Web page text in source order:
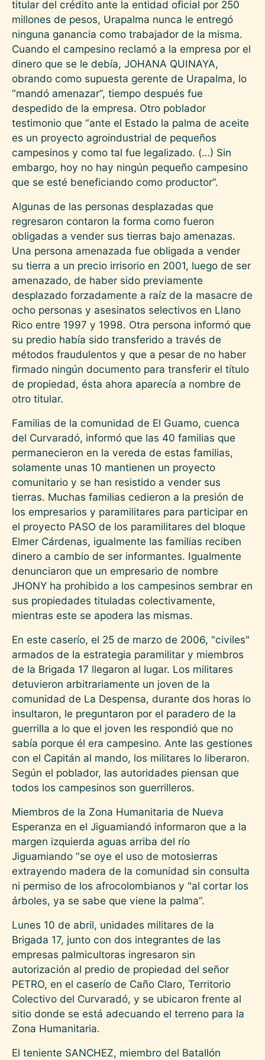
titular del crédito ante la entidad oficial por 250
millones de pesos, Urapalma nunca le entregó
ninguna ganancia como trabajador de la misma.
Cuando el campesino reclamó a la empresa por el
dinero que se le debía, JOHANA QUINAYA,
obrando como supuesta gerente de Urapalma, lo
“mandó amenazar”, tiempo después fue
despedido de la empresa. Otro poblador
testimonio que “ante el Estado la palma de aceite
es un proyecto agroindustrial de pequeños
campesinos y como tal fue legalizado. (…) Sin
embargo, hoy no hay ningún pequeño campesino
que se esté beneficiando como productor”.
Algunas de las personas desplazadas que
regresaron contaron la forma como fueron
obligadas a vender sus tierras bajo amenazas.
Una persona amenazada fue obligada a vender
su tierra a un precio irrisorio en 2001, luego de ser
amenazado, de haber sido previamente
desplazado forzadamente a raíz de la masacre de
ocho personas y asesinatos selectivos en Llano
Rico entre 1997 y 1998. Otra persona informó que
su predio había sido transferido a través de
métodos fraudulentos y que a pesar de no haber
firmado ningún documento para transferir el título
de propiedad, ésta ahora aparecía a nombre de
otro titular.
Familias de la comunidad de El Guamo, cuenca
del Curvaradó, informó que las 40 familias que
permanecieron en la vereda de estas familias,
solamente unas 10 mantienen un proyecto
comunitario y se han resistido a vender sus
tierras. Muchas familias cedieron a la presión de
los empresarios y paramilitares para participar en
el proyecto PASO de los paramilitares del bloque
Elmer Cárdenas, igualmente las familias reciben
dinero a cambio de ser informantes. Igualmente
denunciaron que un empresario de nombre
JHONY ha prohibido a los campesinos sembrar en
sus propiedades tituladas colectivamente,
mientras este se apodera las mismas.
En este caserío, el 25 de marzo de 2006, "civiles"
armados de la estrategia paramilitar y miembros
de la Brigada 17 llegaron al lugar. Los militares
detuvieron arbitrariamente un joven de la
comunidad de La Despensa, durante dos horas lo
insultaron, le preguntaron por el paradero de la
guerrilla a lo que el joven les respondió que no
sabía porque él era campesino. Ante las gestiones
con el Capitán al mando, los militares lo liberaron.
Según el poblador, las autoridades piensan que
todos los campesinos son guerrilleros.
Miembros de la Zona Humanitaria de Nueva
Esperanza en el Jiguamiandó informaron que a la
margen izquierda aguas arriba del río
Jiguamiando “se oye el uso de motosierras
extrayendo madera de la comunidad sin consulta
ni permiso de los afrocolombianos y "al cortar los
árboles, ya se sabe que viene la palma”.
Lunes 10 de abril, unidades militares de la
Brigada 17, junto con dos integrantes de las
empresas palmicultoras ingresaron sin
autorización al predio de propiedad del señor
PETRO, en el caserío de Caño Claro, Territorio
Colectivo del Curvaradó, y se ubicaron frente al
sitio donde se está adecuando el terreno para la
Zona Humanitaria.
El teniente SANCHEZ, miembro del Batallón